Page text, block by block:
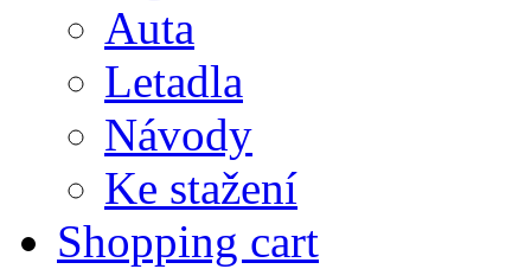
Auta
Letadla
Návody
Ke stažení
Shopping cart